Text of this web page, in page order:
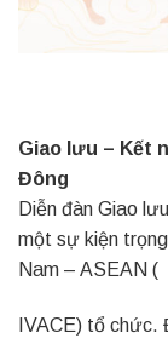
Giao lưu – Kết
Đông
Diễn đàn Giao
một sự kiện
Nam – ASEAN (
IVACE) tổ chức.